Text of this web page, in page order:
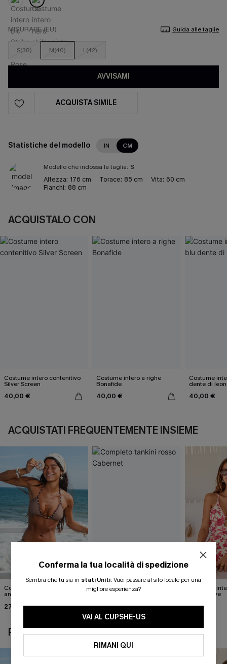
MISURARE (EU) Guida alle taglie
S(38) M(40) L(42)
AVVISAMI
ACQUISTA SIMILE
Statistiche del modello IN CM
Modello che indossa la taglia: S
Altezza: 176 cm Torace: 85 cm Vita: 60 cm
Fianchi: 88 cm
ACQUISTALO CON
Costume intero contenitivo
Silver Screen
40,00 €
Costume intero a righe
Bonafide
40,00 €
Costume
dente di
40,00 €
ACQUISTATI FREQUENTEMENTE INSIEME
Completo bikini con stampa
animalier molto
27,00 €30,00 €
Completo tankini rosso
Cabernet
40,00 €
Costume
of Self-Love
42,00 €
POTREBBE INTERESSARTI ANCHE
Conferma la tua località di spedizione
Sembra che tu sia in stati Uniti. Vuoi passare al sito locale per una
migliore esperienza?
VAI AL CUPSHE-US
RIMANI QUI